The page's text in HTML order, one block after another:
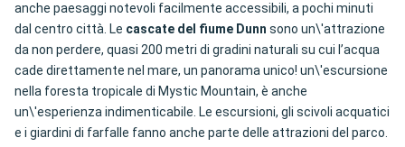
anche paesaggi notevoli facilmente accessibili, a pochi minuti
dal centro città. Le cascate del fiume Dunn sono un\'attrazione
da non perdere, quasi 200 metri di gradini naturali su cui l’acqua
cade direttamente nel mare, un panorama unico! un\'escursione
nella foresta tropicale di Mystic Mountain, è anche
un\'esperienza indimenticabile. Le escursioni, gli scivoli acquatici
e i giardini di farfalle fanno anche parte delle attrazioni del parco.